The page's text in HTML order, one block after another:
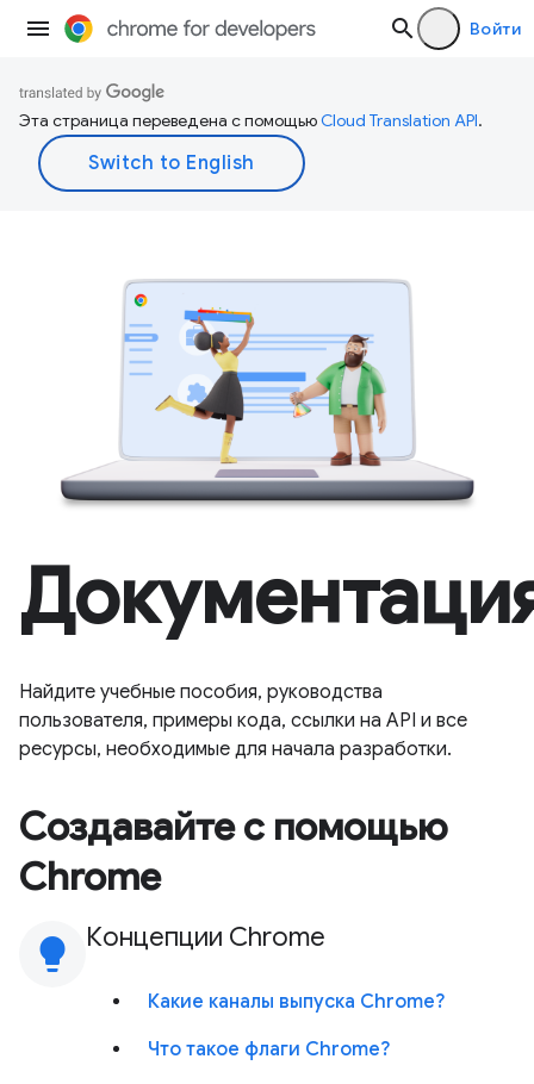
Войти
Эта страница переведена с помощьюCloud Translation API.
Найдите учебные пособия, руководства
пользователя, примеры кода, ссылки на API и все
ресурсы, необходимые для начала разработки.
Создавайте с помощью
Chrome
lightbulb Концепции Chrome
Какие каналы выпуска Chrome?
Что такое флаги Chrome?